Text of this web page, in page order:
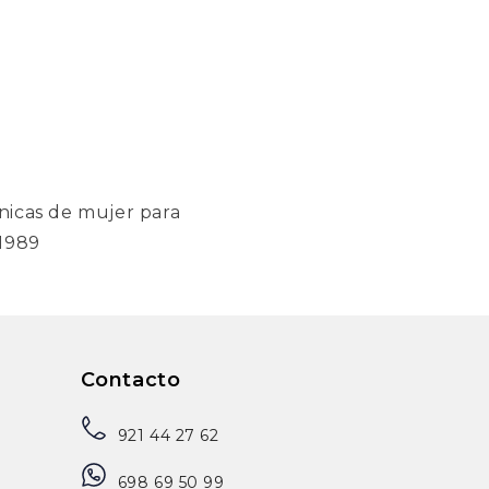
de mujer para
Contacto
921 44 27 62
698 69 50 99